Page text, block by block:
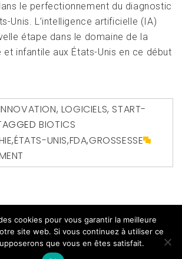
le perfectionnement du diagnostic
Unis. L’intelligence artificielle (IA)
étape dans le domaine de la
infantile aux États-Unis en ce début
, LOGICIELS, START-
BIOTICS
,ÉTATS-UNIS,FDA,GROSSESSE
reserved| Theme: Magazine Prime
cookies pour vous garantir la meilleure
site web. Si vous continuez à utiliser ce
que vous en êtes satisfait.